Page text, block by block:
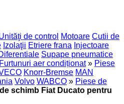
de control Motoare Cutii de
Izolaţii Etriere frana Injectoare
Supape pneumatice
Furtunuri aer condiționat » Piese
Knorr-Bremse MAN
Volvo WABCO » Piese de
schimb Fiat Ducato pentru